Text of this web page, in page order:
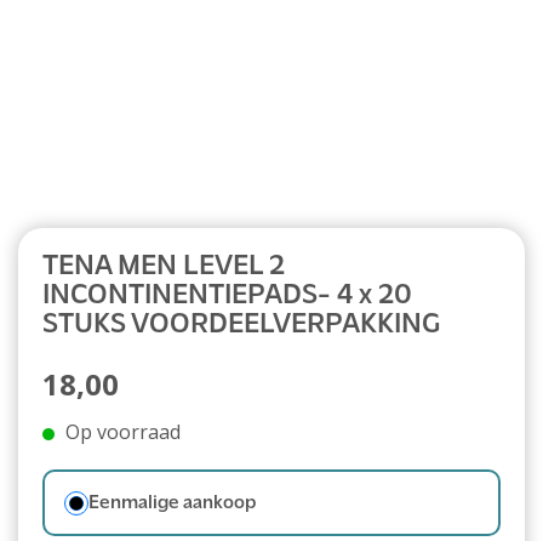
TENA MEN LEVEL 2
INCONTINENTIEPADS- 4 x 20
STUKS VOORDEELVERPAKKING
18,00
Op voorraad
Eenmalige aankoop